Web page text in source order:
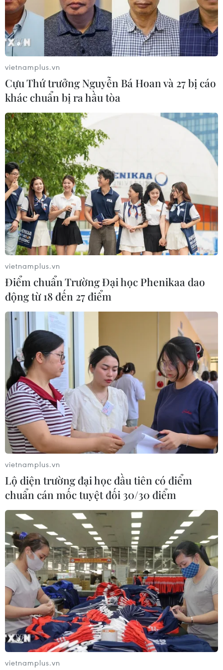
Đình Bắc rực sáng với cú đúp, tuyển
Việt Nam vào bán kết ASEAN Cup với ngôi đầu
bảng
Đội tuyển Quốc gia Việt Nam
Đội tuyển Việt Nam đối đầu Malaysia tại bán
kết ASEAN Cup 2026
ASEAN Cup 2026 ngày 8/8: Xác định đối thủ
của đội tuyển Việt Nam ở bán kết
Ông Kim Sang-sik trăn trở gì về hàng phòng
ngự trước bán kết ASEAN Cup?
ASEAN Cup 2026: Truyền thông châu Á ca ngợi
chiến thắng của tuyển Việt Nam
HLV Kim Sang-sik: 'Tôi mong Đình Bắc vươn xa
TIN LIÊN QUAN
Danh sách Đội tuyển Việt Nam đối đầu
Indonesia: Công Phượng trở lại
11/03/2024 08:38
Sự trở lại của cựu sao Hoàng Anh Gia Lai sẽ giúp Huấn
luyện viên Troussier có thêm lựa chọn trên hàng công
trong bối cảnh chân sút Tuấn Hải phải nghỉ thi đấu một
tháng do chấn thương cổ chân.
vietnamplus.vn
Cựu Thứ trưởng Nguyễn Bá Hoan và 27 bị cáo
khác chuẩn bị ra hầu tòa
vietnamplus.vn
Điểm chuẩn Trường Đại học Phenikaa dao
động từ 18 đến 27 điểm
vietnamplus.vn
Lộ diện trường đại học đầu tiên có điểm
chuẩn cán mốc tuyệt đối 30/30 điểm
vietnamplus.vn